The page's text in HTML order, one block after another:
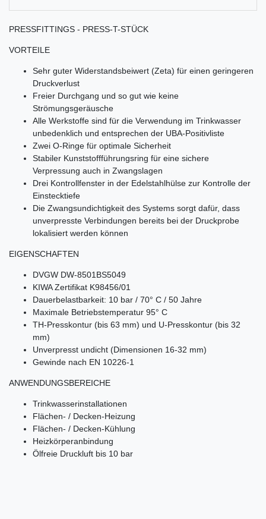
PRESSFITTINGS - PRESS-T-STÜCK
VORTEILE
Sehr guter Widerstandsbeiwert (Zeta) für einen geringeren
Druckverlust
Freier Durchgang und so gut wie keine
Strömungsgeräusche
Alle Werkstoffe sind für die Verwendung im Trinkwasser
unbedenklich und entsprechen der UBA-Positivliste
Zwei O-Ringe für optimale Sicherheit
Stabiler Kunststoffführungsring für eine sichere
Verpressung auch in Zwangslagen
Drei Kontrollfenster in der Edelstahlhülse zur Kontrolle der
Einstecktiefe
Die Zwangsundichtigkeit des Systems sorgt dafür, dass
unverpresste Verbindungen bereits bei der Druckprobe
lokalisiert werden können
EIGENSCHAFTEN
DVGW DW-8501BS5049
KIWA Zertifikat K98456/01
Dauerbelastbarkeit: 10 bar / 70° C / 50 Jahre
Maximale Betriebstemperatur 95° C
TH-Presskontur (bis 63 mm) und U-Presskontur (bis 32
mm)
Unverpresst undicht (Dimensionen 16-32 mm)
Gewinde nach EN 10226-1
ANWENDUNGSBEREICHE
Trinkwasserinstallationen
Flächen- / Decken-Heizung
Flächen- / Decken-Kühlung
Heizkörperanbindung
Ölfreie Druckluft bis 10 bar